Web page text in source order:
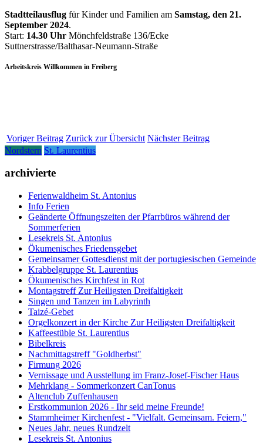
Stadtteilausflug für Kinder und Familien am Samstag, den 21.
September 2024.
Start: 14.30 Uhr Mönchfeldstraße 136/Ecke
Suttnerstrasse/Balthasar-Neumann-Straße
Arbeitskreis Willkommen in Freiberg
Voriger Beitrag Zurück zur Übersicht Nächster Beitrag
Nordstern St. Laurentius
archivierte
Ferienwaldheim St. Antonius
Info Ferien
Geänderte Öffnungszeiten der Pfarrbüros während der
Sommerferien
Lesekreis St. Antonius
Ökumenisches Friedensgebet
Gemeinsamer Gottesdienst mit der portugiesischen Gemeinde
Krabbelgruppe St. Laurentius
Ökumenisches Kirchfest in Rot
Montagstreff Zur Heiligsten Dreifaltigkeit
Singen und Tanzen im Labyrinth
Taizé-Gebet
Orgelkonzert in der Kirche Zur Heiligsten Dreifaltigkeit
Kaffeestüble St. Laurentius
Bibelkreis
Nachmittagstreff "Goldherbst"
Firmung 2026
Vernissage und Ausstellung im Franz-Josef-Fischer Haus
Mehrklang - Sommerkonzert CanTonus
Altenclub Zuffenhausen
Erstkommunion 2026 - Ihr seid meine Freunde!
Stammheimer Kirchenfest - "Vielfalt. Gemeinsam. Feiern,"
Neues Jahr, neues Rundzelt
Lesekreis St. Antonius